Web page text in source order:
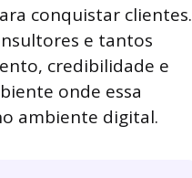
conquistar clientes.
e tantos
credibilidade e
onde essa
ambiente digital.